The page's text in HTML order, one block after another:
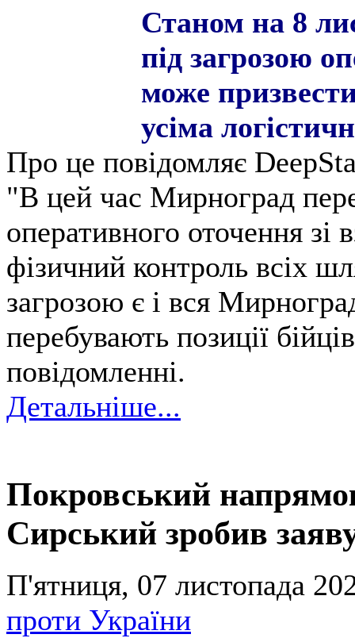
Станом на 8
під загрозою
може
усіма
Про це повідомляє
"В цей час Мирноград
оперативного оточення зі
фізичний контроль всіх
загрозою є і вся
перебувають позиції
повідомленні.
Детальніше...
Покровський
Сирський зробив
П'ятниця, 07 листопада
проти України